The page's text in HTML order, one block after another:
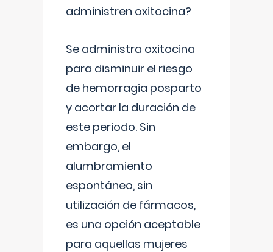
administren oxitocina?
Se administra oxitocina
para disminuir el riesgo
de hemorragia posparto
y acortar la duración de
este periodo. Sin
embargo, el
alumbramiento
espontáneo, sin
utilización de fármacos,
es una opción aceptable
para aquellas mujeres